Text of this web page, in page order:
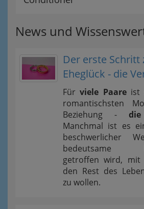
News und
Der erste Schritt
Eheglück - die
Fürviele Paareist
romantischsten
Beziehung -
Manchmal ist es
beschwerlicher
bedeutsame
getroffen wird, mit
den Rest des
zu wollen.